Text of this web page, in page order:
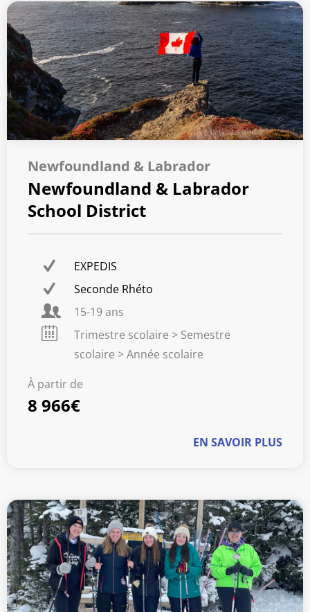
Newfoundland & Labrador
Newfoundland & Labrador
School District
EXPEDIS
Seconde Rhéto
15-19 ans
Trimestre scolaire > Semestre
scolaire > Année scolaire
À partir de
8 966€
EN SAVOIR PLUS